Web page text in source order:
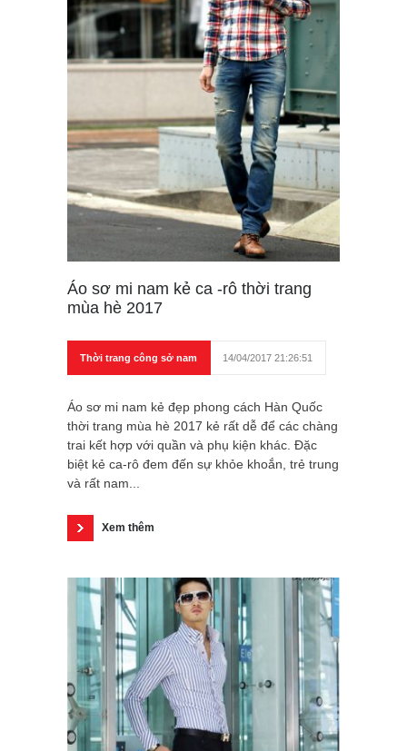
Áo sơ mi nam kẻ ca -rô thời trang
mùa hè 2017
Thời trang công sở nam 14/04/2017 21:26:51
Áo sơ mi nam kẻ đẹp phong cách Hàn Quốc
thời trang mùa hè 2017 kẻ rất dễ để các chàng
trai kết hợp với quần và phụ kiện khác. Đặc
biệt kẻ ca-rô đem đến sự khỏe khoắn, trẻ trung
và rất nam...
Xem thêm